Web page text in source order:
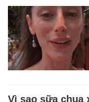
Vì sao sữa chua